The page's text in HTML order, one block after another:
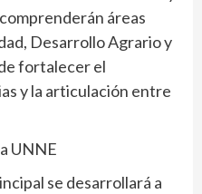
áreas
Desarrollo Agrario y
fortalecer el
y la articulación entre
UNNE
se desarrollará a